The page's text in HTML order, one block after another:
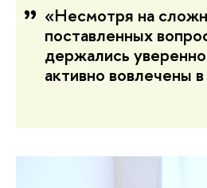
«Несмотря на
поставленных
держались
активно вовлечены